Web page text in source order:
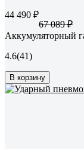
44 490 ₽
67 089 ₽
Аккумуляторный
4.6(41)
В корзину